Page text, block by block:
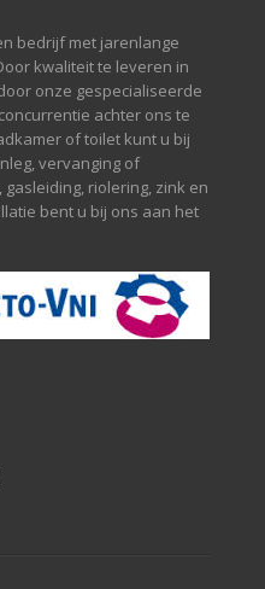
bedrijf met jarenlange
kwaliteit te leveren in
onze gespecialiseerde
achter ons te
of toilet kunt u bij
vervanging of
riolering, zink en
bent u bij ons aan het